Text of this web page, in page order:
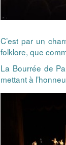
C’est par un
folklore, que
La Bourrée de
mettant à